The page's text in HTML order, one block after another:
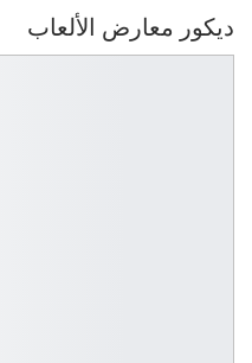
ديكور معارض الألعاب